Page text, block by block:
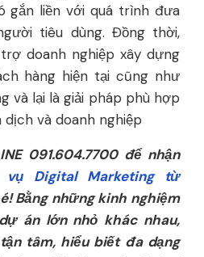
gắn liền với quá trình đưa
tiêu dùng. Đồng thời,
doanh nghiệp xây dựng
hàng hiện tại cũng như
và lại là giải pháp phù hợp
và doanh nghiệp
091.604.7700 để nhận
vụ Digital Marketing từ
Bằng những kinh nghiệm
án lớn nhỏ khác nhau,
tâm, hiểu biết đa dạng